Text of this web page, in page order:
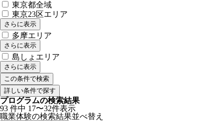
東京都全域
東京23区エリア
さらに表示
多摩エリア
さらに表示
島しょエリア
さらに表示
詳しい条件で探す
プログラムの検索結果
93 件中 17〜32件表示
職業体験の検索結果並べ替え